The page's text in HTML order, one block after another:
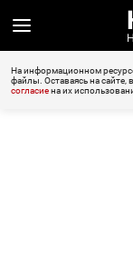
На информационном
файлы. Оставаясь на сайте,
согласиена их